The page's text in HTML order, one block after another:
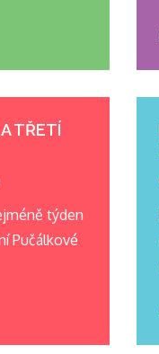
TŘETÍ
týden
Pučálkové